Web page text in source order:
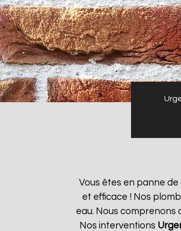
Vous êtes en panne
et efficace ! Nos
eau. Nous comprenons
Nos interventions